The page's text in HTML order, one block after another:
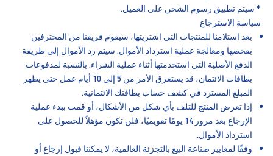
* سيتم تطبيق رسوم الشحن على العميل.
سياسة الاسترجاع
بعد استلامنا للمنتجات التي اشتريتها، سيقوم فريقنا من المحترفين
بفحصها ومعالجة عملية استرداد الأموال. سيتم رد الأموال إلى طريقة
الدفع الأصلية التي استخدمتها أثناء عملية الشراء. بالنسبة لمدفوعات
بطاقات الائتمان، قد يستغرق الأمر من 5 إلى 10 أيام عمل حتى يظهر
المبلغ المسترد في كشف حساب بطاقتك الائتمانية.
إذا تعرض المنتج للتلف بأي شكل من الأشكال، أو قمت ببدء عملية
الإرجاع بعد مرور 14 يومًا تقويميًا، فلن تكون مؤهلاً للحصول على
استرداد الأموال.
وفقًا لمعايير صناعة البيع بالتجزئة العالمية، لا يمكننا قبول إرجاع أو